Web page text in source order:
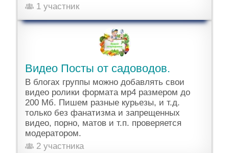
1 участник
Видео Посты от садоводов.
В блогах группы можно добавлять свои
видео ролики формата мр4 размером до
200 Мб. Пишем разные курьезы, и т.д.
только без фанатизма и запрещенных
видео, порно, матов и т.п. проверяется
модератором.
2 участника